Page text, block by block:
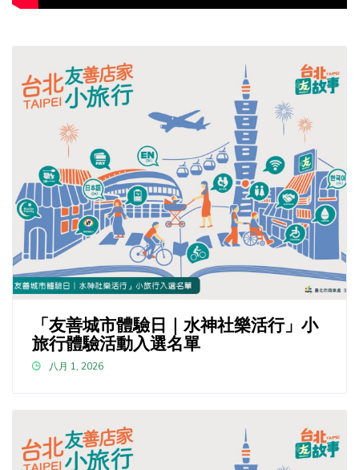
「友善城市體驗日｜水神社樂活行」小
旅行體驗活動入選名單
八月 1, 2026